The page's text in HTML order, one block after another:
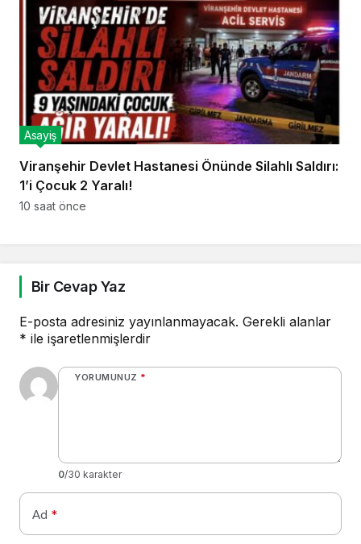
Viranşehir Devlet Hastanesi Önünde Silahlı Saldırı:
1’i Çocuk 2 Yaralı!
Asayiş
10 saat önce
Bir Cevap Yaz
E-posta adresiniz yayınlanmayacak. Gerekli alanlar
* ile işaretlenmişlerdir
YORUMUNUZ *
0/30 karakter
Ad *